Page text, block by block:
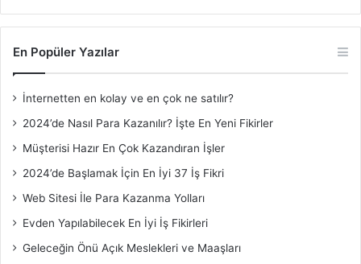
En Popüler Yazılar
İnternetten en kolay ve en çok ne satılır?
2024’de Nasıl Para Kazanılır? İşte En Yeni Fikirler
Müşterisi Hazır En Çok Kazandıran İşler
2024’de Başlamak İçin En İyi 37 İş Fikri
Web Sitesi İle Para Kazanma Yolları
Evden Yapılabilecek En İyi İş Fikirleri
Geleceğin Önü Açık Meslekleri ve Maaşları